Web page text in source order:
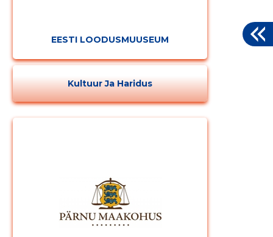
EESTI LOODUSMUUSEUM
Kultuur Ja Haridus